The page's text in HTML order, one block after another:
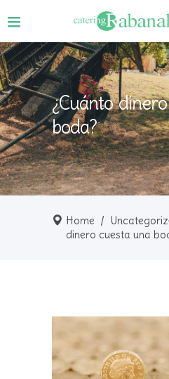
¿Cuánto
boda?
Home /
dinero cuesta una